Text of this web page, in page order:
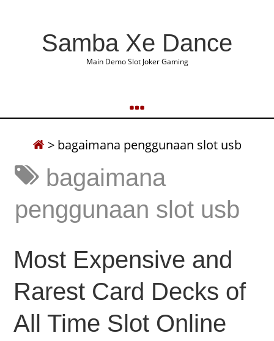
Samba Xe Dance
Main Demo Slot Joker Gaming
> bagaimana penggunaan slot usb
bagaimana
penggunaan slot usb
Most Expensive and
Rarest Card Decks of
All Time Slot Online